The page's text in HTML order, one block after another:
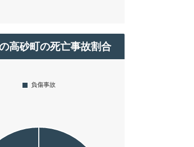
高砂町の死亡事故割合